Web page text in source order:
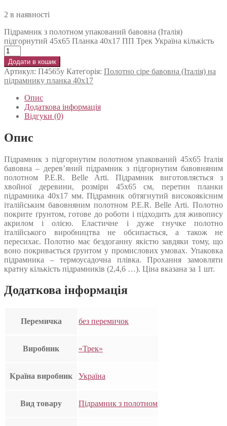
2 в наявності
Підрамник з полотном упакований бавовна (Італія)
підгорнутий 45х65 Планка 40х17 ПП Трек Україна кількість
Додати в кошик
Артикул: П4565у Категорія: Полотно сіре бавовна (Італія) на
підрамнику планка 40х17
Опис
Додаткова інформація
Відгуки (0)
Опис
Підрамник з підгорнутим полотном упакований 45х65 Італія
бавовна – дерев’яний підрамник з підгорнутим бавовняним
полотном P.E.R. Belle Arti. Підрамник виготовляється з
хвойної деревини, розміри 45х65 см, перетин планки
підрамника 40х17 мм. Підрамник обтягнутий високоякісним
італійським бавовняним полотном P.E.R. Belle Arti. Полотно
покрите ґрунтом, готове до роботи і підходить для живопису
акрилом і олією. Еластичне і дуже гнучке полотно
італійського виробництва не обсипається, а також не
пересихає. Полотно має бездоганну якістю завдяки тому, що
воно покривається ґрунтом у промислових умовах. Упаковка
підрамника – термоусадочна плівка. Прохання замовляти
кратну кількість підрамників (2,4,6 …). Ціна вказана за 1 шт.
Додаткова інформація
Перемичка без перемичок
Виробник «Трек»
Країна виробник Україна
Вид товару Підрамник з полотном